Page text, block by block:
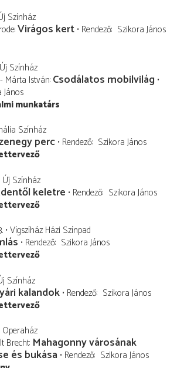
Színház
Virágos kert Rendező Szikora János
Új Színház
Márta István Csodálatos mobilvilág
János
munkatárs
Színház
perc Rendező Szikora János
Új Színház
keletre Rendező Szikora János
Vígszíház Házi Színpad
Rendező Szikora János
Színház
kalandok Rendező Szikora János
Operaház
Brecht Mahagonny városának
és bukása Rendező Szikora János